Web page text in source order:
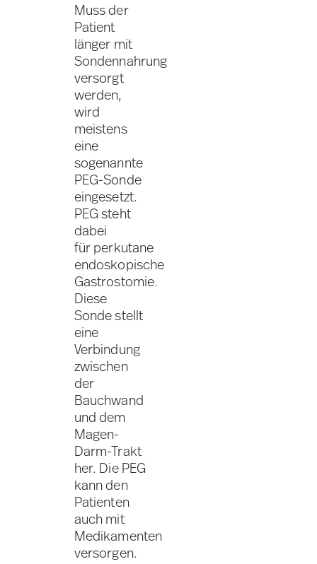
Muss der
Patient
länger mit
Sondennahrung
versorgt
werden,
wird
meistens
eine
sogenannte
PEG-Sonde
eingesetzt.
PEG steht
dabei
für perkutane
endoskopische
Gastrostomie.
Diese
Sonde stellt
eine
Verbindung
zwischen
der
Bauchwand
und dem
Magen-
Darm-Trakt
her. Die PEG
kann den
Patienten
auch mit
Medikamenten
versorgen.